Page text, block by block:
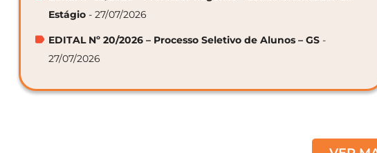
Estágio - 27/07/2026
EDITAL Nº 20/2026 – Processo Seletivo de Alunos – GS -
27/07/2026